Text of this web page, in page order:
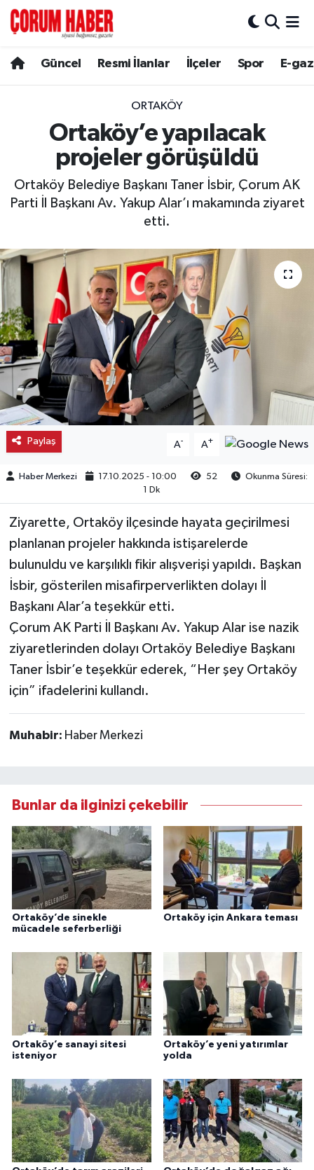
Güncel Resmi İlanlar İlçeler Spor E-
ORTAKÖY
Ortaköy’e yapılacak
projeler görüşüldü
Ortaköy Belediye Başkanı Taner İsbir, Çorum AK
Parti İl Başkanı Av. Yakup Alar’ı makamında ziyaret
etti.
Paylaş A- A+
Haber Merkezi 17.10.2025 - 10:00 52
Okunma Süresi:
1 Dk
Ziyarette, Ortaköy ilçesinde hayata geçirilmesi
planlanan projeler hakkında istişarelerde
bulunuldu ve karşılıklı fikir alışverişi yapıldı. Başkan
İsbir, gösterilen misafirperverlikten dolayı İl
Başkanı Alar’a teşekkür etti.
Çorum AK Parti İl Başkanı Av. Yakup Alar ise nazik
ziyaretlerinden dolayı Ortaköy Belediye Başkanı
Taner İsbir’e teşekkür ederek, “Her şey Ortaköy
için” ifadelerini kullandı.
Muhabir: Haber Merkezi
Bunlar da ilginizi çekebilir
Ortaköy’de sinekle
mücadele seferberliği
Ortaköy için Ankara teması
Ortaköy’e sanayi sitesi
isteniyor
Ortaköy’e yeni yatırımlar
yolda
Spor
Resmi İlanlar
Alaca
Bayat
Dodurga
İskilip
Kargı
Laçin
Mecitözü
Oğuzlar
Ortaköy
Osmancık
Sungurlu
Uğurludağ
Sağlık
Hava Durumu
Çorum Namaz Vakitleri
Trafik Durumu
Süper Lig Puan Durumu ve Fikstür
Son Dakika Haberleri
Haber Arşivi